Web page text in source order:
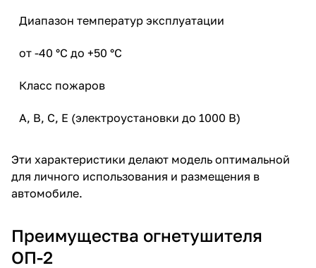
Диапазон температур эксплуатации
от -40 °С до +50 °С
Класс пожаров
А, В, С, E (электроустановки до 1000 В)
Эти характеристики делают модель оптимальной
для личного использования и размещения в
автомобиле.
Преимущества огнетушителя
ОП-2